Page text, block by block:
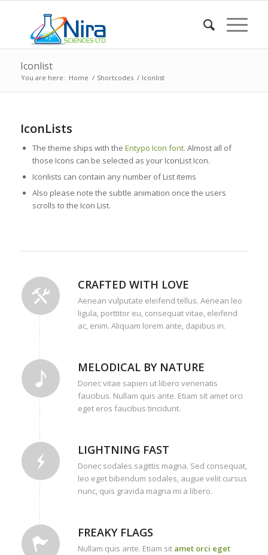
Iconlist
You are here: Home / Shortcodes / Iconlist
IconLists
The theme ships with the Entypo Icon font. Almost all of
those Icons can be selected as your IconList Icon.
Iconlists can contain any number of List items
Also please note the subtle animation once the users
scrolls to the Icon List.
CRAFTED WITH LOVE
Aenean vulputate eleifend tellus. Aenean leo
ligula, porttitor eu, consequat vitae, eleifend
ac, enim. Aliquam lorem ante, dapibus in.
MELODICAL BY NATURE
Donec vitae sapien ut libero venenatis
faucibus. Nullam quis ante. Etiam sit amet orci
eget eros faucibus tincidunt.
LIGHTNING FAST
Donec sodales sagittis magna. Sed consequat,
leo eget bibendum sodales, augue velit cursus
nunc, quis gravida magna mi a libero.
FREAKY FLAGS
Nullam quis ante. Etiam sit amet orci eget